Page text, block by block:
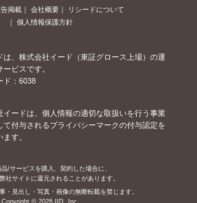
告掲載 会社概要
リシードについて
個人情報保護方針
は、株式会社イード（東証グロース上場）の運
ビスです。
ド：6038
イードは、個人情報の適切な取扱いを行う事業
て付与されるプライバシーマークの付与認定を
す。
/サービスを購入、契約した場合に、
社サイトに還元されることがあります。
・見出し・写真・画像の無断転載を禁じます。